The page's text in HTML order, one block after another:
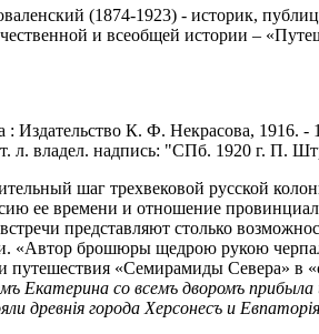
(1874-1923) - историк,
и всеобщей истории –
К. Ф. Некрасова, 1916. -
л. владел. надпись: "СПб. 1920 г. П.
шаг трехвековой русской
ее времени и отношение
представляют столько
«Автор брошюры щедрою рукою
путешествия «Семирамиды Севера»
Екатерина со всемъ дворомъ прибыла
древнiя города Херсонесъ и Евпаторi